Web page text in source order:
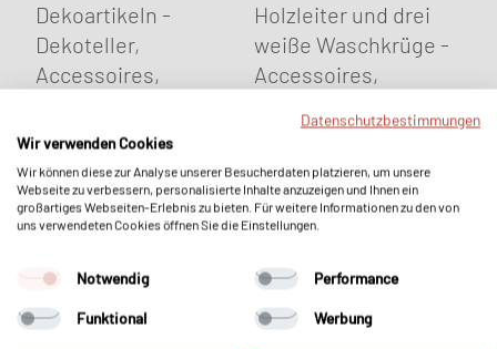
Datenschutzbestimmungen
Wir verwenden Cookies
Wir können diese zur Analyse unserer Besucherdaten platzieren, um unsere
Webseite zu verbessern, personalisierte Inhalte anzuzeigen und Ihnen ein
großartiges Webseiten-Erlebnis zu bieten. Für weitere Informationen zu den von
uns verwendeten Cookies öffnen Sie die Einstellungen.
Notwendig Performance
Funktional Werbung